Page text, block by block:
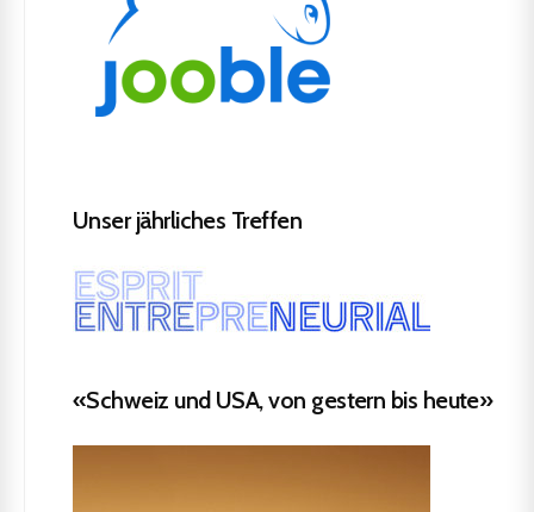
Unser jährliches Treffen
«Schweiz und USA, von gestern bis heute»